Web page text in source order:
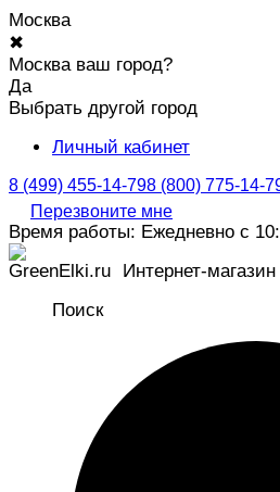
Москва
✖
Москва ваш город?
Да
Выбрать другой город
Личный кабинет
8 (499) 455-14-798 (800) 775-14-
Перезвоните мне
Время работы: Ежедневно с
Интернет-
Поиск